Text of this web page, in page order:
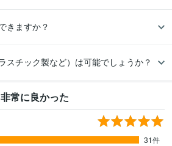
きますか？
スチック製など）は可能でしょうか？
常に良かった
31件